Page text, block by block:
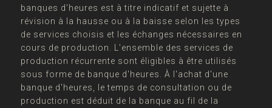
banques d'heures est à titre indicatif et sujette à
révision à la hausse ou à la baisse selon les types
de services choisis et les échanges nécessaires en
cours de production. L'ensemble des services de
production récurrente sont éligibles à être utilisés
sous forme de banque d'heures. À l'achat d'une
banque d'heures, le temps de consultation ou de
production est déduit de la banque au fil de la